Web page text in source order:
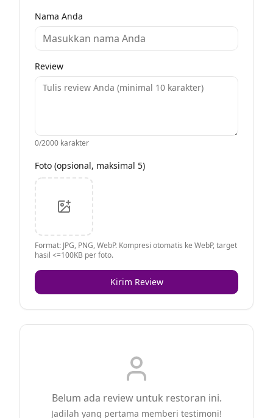
Nama Anda
Review
0/2000 karakter
Foto (opsional, maksimal 5)
Format: JPG, PNG, WebP. Kompresi otomatis ke WebP, target
hasil <=100KB per foto.
Kirim Review
Belum ada review untuk restoran ini.
Jadilah yang pertama memberi testimoni!